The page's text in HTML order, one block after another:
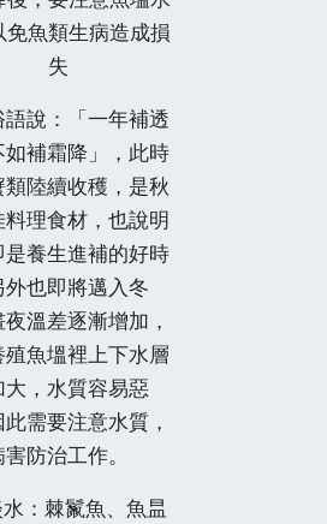
免魚類生病造成損
失
：「一年補透
如補霜降」，此時
陸續收穫，是秋
理食材，也說明
是養生進補的好時
也即將邁入冬
溫差逐漸增加，
魚塭裡上下水層
大，水質容易惡
需要注意水質，
防治工作。
：棘鬣魚、魚昷